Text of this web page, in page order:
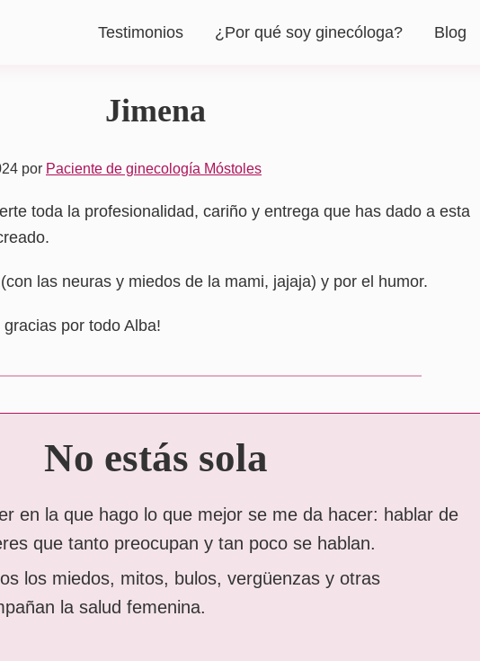
Testimonios ¿Por qué soy ginecóloga? Blog
Jimena
por Paciente de ginecología Móstoles
toda la profesionalidad, cariño y entrega que has dado a esta
las neuras y miedos de la mami, jajaja) y por el humor.
por todo Alba!
No estás sola
en la que hago lo que mejor se me da hacer: hablar de
que tanto preocupan y tan poco se hablan.
los miedos, mitos, bulos, vergüenzas y otras
la salud femenina.